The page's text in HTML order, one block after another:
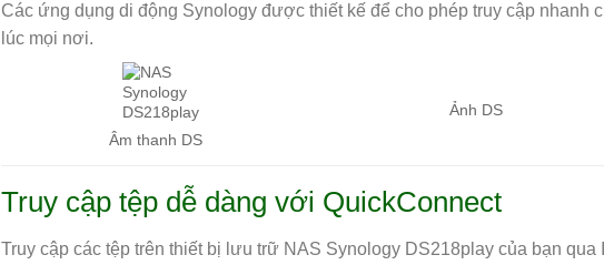
Các ứng dụng di động Synology được thiết kế để cho phép truy cập nhanh
lúc mọi nơi.
Âm thanh DS
Ảnh DS
Truy cập tệp dễ dàng với QuickConnect
Truy cập các tệp trên thiết bị lưu trữ NAS Synology DS218play của bạn qua